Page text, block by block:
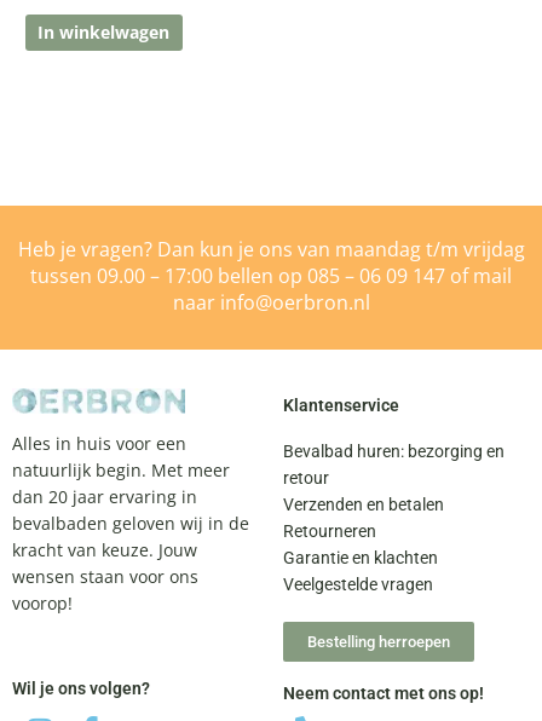
In winkelwagen
Heb je vragen? Dan kun je ons van maandag t/m vrijdag
tussen 09.00 – 17:00 bellen op 085 – 06 09 147 of mail
naar info@oerbron.nl
Alles in huis voor een
natuurlijk begin. Met meer
dan 20 jaar ervaring in
bevalbaden geloven wij in de
kracht van keuze. Jouw
wensen staan voor ons
voorop!
Wil je ons volgen?
Klantenservice
Bevalbad huren: bezorging en
retour
Verzenden en betalen
Retourneren
Garantie en klachten
Veelgestelde vragen
Bestelling herroepen
Neem contact met ons op!